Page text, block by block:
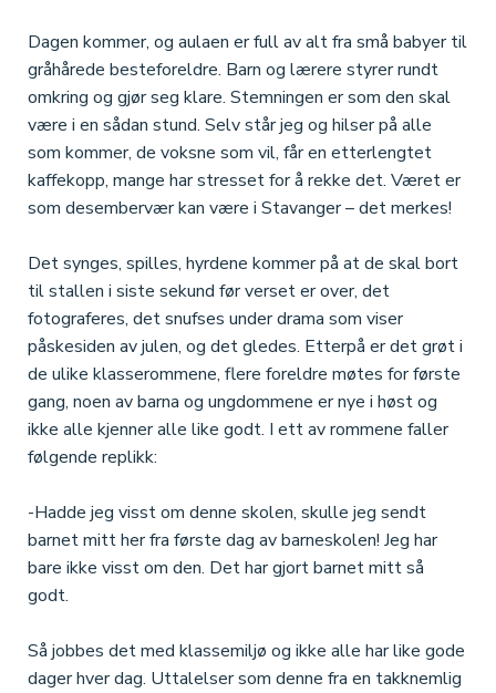
Dagen kommer, og aulaen er full av alt fra små babyer til
gråhårede besteforeldre. Barn og lærere styrer rundt
omkring og gjør seg klare. Stemningen er som den skal
være i en sådan stund. Selv står jeg og hilser på alle
som kommer, de voksne som vil, får en etterlengtet
kaffekopp, mange har stresset for å rekke det. Været er
som desembervær kan være i Stavanger – det merkes!
Det synges, spilles, hyrdene kommer på at de skal bort
til stallen i siste sekund før verset er over, det
fotograferes, det snufses under drama som viser
påskesiden av julen, og det gledes. Etterpå er det grøt i
de ulike klasserommene, flere foreldre møtes for første
gang, noen av barna og ungdommene er nye i høst og
ikke alle kjenner alle like godt. I ett av rommene faller
følgende replikk:
-Hadde jeg visst om denne skolen, skulle jeg sendt
barnet mitt her fra første dag av barneskolen! Jeg har
bare ikke visst om den. Det har gjort barnet mitt så
godt.
Så jobbes det med klassemiljø og ikke alle har like gode
dager hver dag. Uttalelser som denne fra en takknemlig